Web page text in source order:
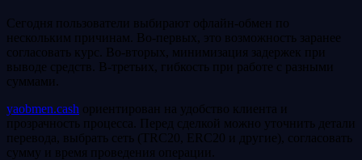
Сегодня пользователи выбирают офлайн-обмен по
нескольким причинам. Во‑первых, это возможность заранее
согласовать курс. Во‑вторых, минимизация задержек при
выводе средств. В‑третьих, гибкость при работе с разными
суммами.
yaobmen.cash ориентирован на удобство клиента и
прозрачность процесса. Перед сделкой можно уточнить детали
перевода, выбрать сеть (TRC20, ERC20 и другие), согласовать
сумму и время проведения операции.